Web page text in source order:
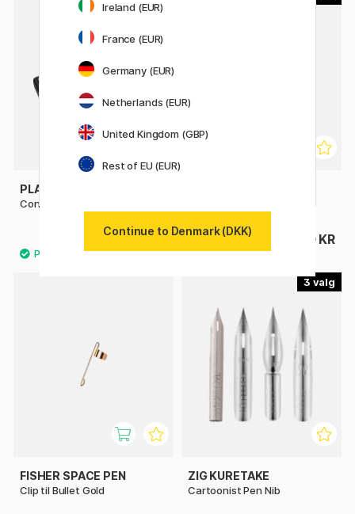
PLATINUM
Converter
65 KR 20 KR
FISHER SPACE PEN
Clip til Bullet Gold
3
ZIG KURETAKE
Cartoonist Pen Nib
Ireland (EUR)
France (EUR)
Germany (EUR)
Netherlands (EUR)
United Kingdom (GBP)
Rest of EU (EUR)
Continue to Denmark (DKK)